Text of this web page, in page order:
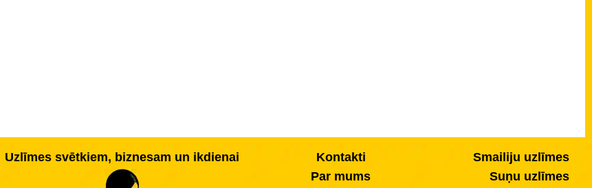
Uzlīmes svētkiem, biznesam un ikdienai
Kontakti
Par mums
Smailiju uzlīmes
Suņu uzlīmes